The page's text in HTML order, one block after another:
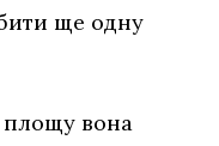
ще одну
площу вона